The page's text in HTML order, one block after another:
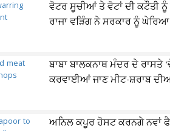
ਵੋਟਰ ਸੂਚੀਆਂ ਤੇ ਵੋਟਾਂ ਦੀ ਕਟੌਤੀ
ਰਾਜਾ ਵੜਿੰਗ ਨੇ ਸਰਕਾਰ ਨੂੰ ਘੇਰਿਆ
ਬਾਬਾ ਬਾਲਕਨਾਥ ਮੰਦਰ ਦੇ ਰਾਸਤੇ
ਕਰਵਾਈਆਂ ਜਾਣ ਮੀਟ-ਸ਼ਰਾਬ
ਅਨਿਲ ਕਪੂਰ ਹੋਸਟ ਕਰਨਗੇ ਨਵਾਂ